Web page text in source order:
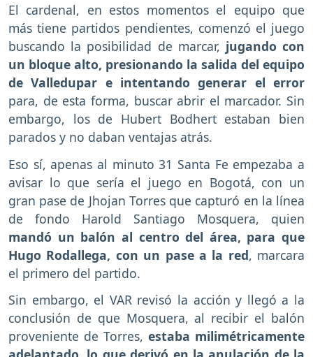
El cardenal, en estos momentos el equipo que
más tiene partidos pendientes, comenzó el juego
buscando la posibilidad de marcar, jugando con
un bloque alto, presionando la salida del equipo
de Valledupar e intentando generar el error
para, de esta forma, buscar abrir el marcador. Sin
embargo, los de Hubert Bodhert estaban bien
parados y no daban ventajas atrás.
Eso sí, apenas al minuto 31 Santa Fe empezaba a
avisar lo que sería el juego en Bogotá, con un
gran pase de Jhojan Torres que capturó en la línea
de fondo Harold Santiago Mosquera, quien
mandó un balón al centro del área, para que
Hugo Rodallega, con un pase a la red, marcara
el primero del partido.
Sin embargo, el VAR revisó la acción y llegó a la
conclusión de que Mosquera, al recibir el balón
proveniente de Torres, estaba milimétricamente